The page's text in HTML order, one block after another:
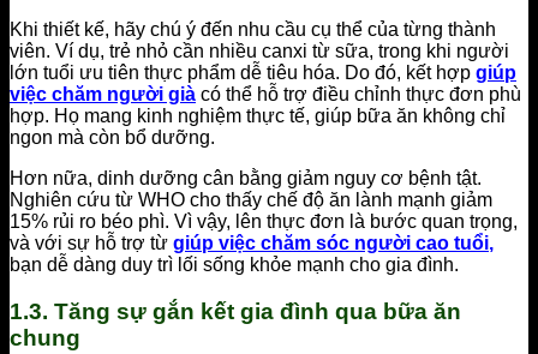
Khi thiết kế, hãy chú ý đến nhu cầu cụ thể của từng thành
viên. Ví dụ, trẻ nhỏ cần nhiều canxi từ sữa, trong khi người
lớn tuổi ưu tiên thực phẩm dễ tiêu hóa. Do đó, kết hợp giúp
việc chăm người già có thể hỗ trợ điều chỉnh thực đơn phù
hợp. Họ mang kinh nghiệm thực tế, giúp bữa ăn không chỉ
ngon mà còn bổ dưỡng.
Hơn nữa, dinh dưỡng cân bằng giảm nguy cơ bệnh tật.
Nghiên cứu từ WHO cho thấy chế độ ăn lành mạnh giảm
15% rủi ro béo phì. Vì vậy, lên thực đơn là bước quan trọng,
và với sự hỗ trợ từ giúp việc chăm sóc người cao tuổi,
bạn dễ dàng duy trì lối sống khỏe mạnh cho gia đình.
1.3. Tăng sự gắn kết gia đình qua bữa ăn
chung